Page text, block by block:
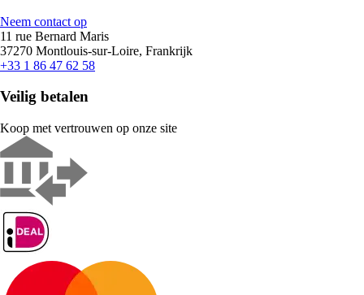
Neem contact op
11 rue Bernard Maris
37270 Montlouis-sur-Loire, Frankrijk
+33 1 86 47 62 58
Veilig betalen
Koop met vertrouwen op onze site